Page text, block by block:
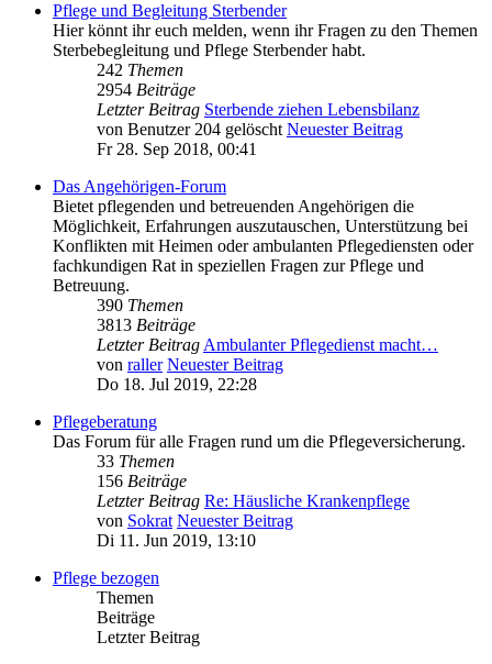
Pflege und Begleitung Sterbender
Hier könnt ihr euch melden, wenn ihr Fragen zu den Themen
Sterbebegleitung und Pflege Sterbender habt.
242 Themen
2954 Beiträge
Letzter Beitrag Sterbende ziehen Lebensbilanz
von Benutzer 204 gelöscht Neuester Beitrag
Fr 28. Sep 2018, 00:41
Das Angehörigen-Forum
Bietet pflegenden und betreuenden Angehörigen die
Möglichkeit, Erfahrungen auszutauschen, Unterstützung bei
Konflikten mit Heimen oder ambulanten Pflegediensten oder
fachkundigen Rat in speziellen Fragen zur Pflege und
Betreuung.
390 Themen
3813 Beiträge
Letzter BeitragAmbulanter Pflegedienst macht…
von raller Neuester Beitrag
Do 18. Jul 2019, 22:28
Pflegeberatung
Das Forum für alle Fragen rund um die Pflegeversicherung.
33 Themen
156 Beiträge
Letzter Beitrag Re: Häusliche Krankenpflege
von Sokrat Neuester Beitrag
Di 11. Jun 2019, 13:10
Pflege bezogen
Themen
Beiträge
Letzter Beitrag